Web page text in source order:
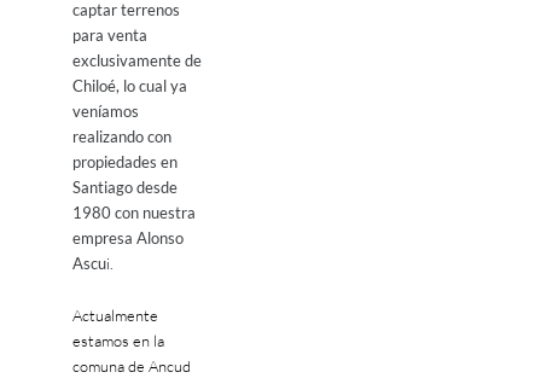
captar terrenos
para venta
exclusivamente de
Chiloé, lo cual ya
veníamos
realizando con
propiedades en
Santiago desde
1980 con nuestra
empresa Alonso
Ascui.
Actualmente
estamos en la
comuna de Ancud